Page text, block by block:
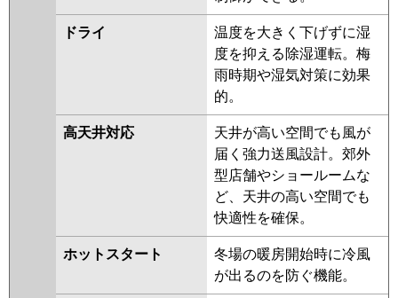
DHRMP112HF2
PLZX-
DHRMP112H2 PLZX-
ZRMP112HLF2 PLZX-
ZRMP112HF2 PLZX-
ZRMP112HFG2
ZRMP112EFZ PLZX-
ZRMP112ELFZ PLZX-
ZRMP112EFGZ PLZX-
ZRMP112ELFGZ PLZX-
ZRMP112EFY
PLZX-
ZRMP112ELFY PLZX-
ZRMP112EFGY
PLZX-
ZRMP112ELFGY PLZX-
ZRMP112EFV PLZX-
ドライ
温度を大きく下げずに湿
度を抑える除湿運転。梅
雨時期や湿気対策に効果
的。
高天井対応
天井が高い空間でも風が
届く強力送風設計。郊外
型店舗やショールームな
ど、天井の高い空間でも
快適性を確保。
ホットスタート
冬場の暖房開始時に冷風
が出るのを防ぐ機能。